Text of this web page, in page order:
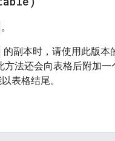
。
的副本时，请使用此版本
方法还会向表格后附加一
表格结尾。